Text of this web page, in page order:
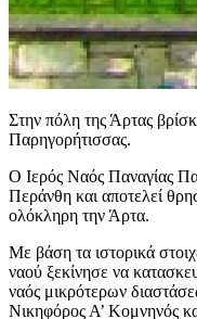
Στην πόλη της Άρτας
Παρηγορήτισσας.
Ο Ιερός Ναός Παναγίας
Περάνθη και αποτελεί
ολόκληρη την Άρτα.
Με βάση τα ιστορικά
ναού ξεκίνησε να
ναός μικρότερων
Νικηφόρος Α’ Κομνηνός